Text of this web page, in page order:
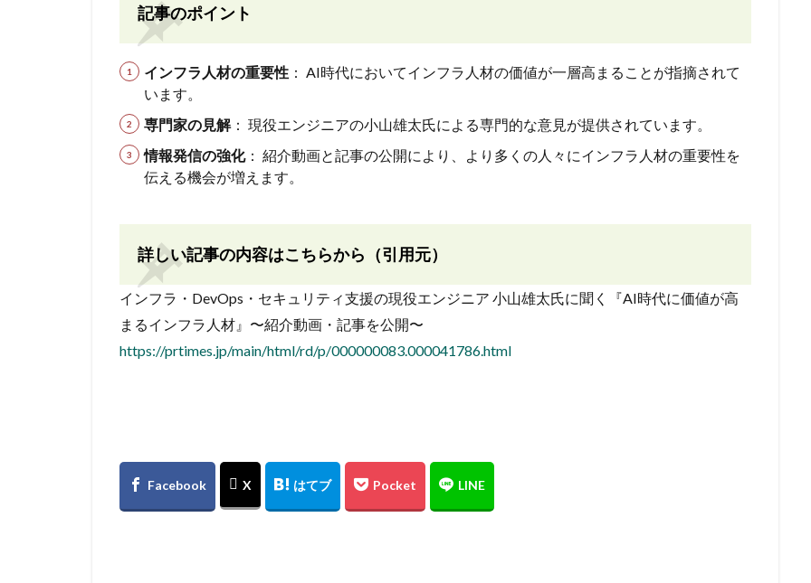
記事のポイント
インフラ人材の重要性 ： AI時代においてインフラ人材の価値が一層高まることが指摘されて
います。
専門家の見解： 現役エンジニアの小山雄太氏による専門的な意見が提供されています。
情報発信の強化： 紹介動画と記事の公開により、より多くの人々にインフラ人材の重要性を
伝える機会が増えます。
詳しい記事の内容はこちらから（引用元）
インフラ・DevOps・セキュリティ支援の現役エンジニア 小山雄太氏に聞く『AI時代に価値が高
まるインフラ人材』〜紹介動画・記事を公開〜
https://prtimes.jp/main/html/rd/p/000000083.000041786.html